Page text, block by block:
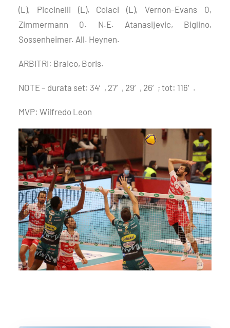
(L), Piccinelli (L), Colaci (L), Vernon-Evans 0,
Zimmermann 0. N.E. Atanasijevic, Biglino,
Sossenheimer. All. Heynen.
ARBITRI: Braico, Boris.
NOTE – durata set: 34′, 27′, 29′, 26′; tot: 116′.
MVP: Wilfredo Leon